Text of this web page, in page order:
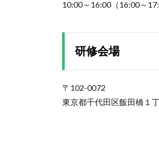
10:00～16:00（16:00～
研修会場
〒102-0072
東京都千代田区飯田橋１